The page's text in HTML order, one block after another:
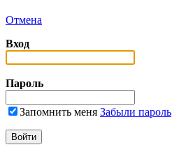
Отмена
Вход
Пароль
Запомнить меня Забыли пароль